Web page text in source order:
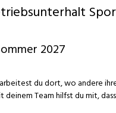
2027
du dort, wo andere
Team hilfst du mit,